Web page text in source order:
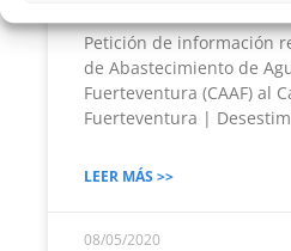
Petición de información
de Abastecimiento de
Fuerteventura (CAAF) al
Fuerteventura |
LEER MÁS >>
08/05/2020